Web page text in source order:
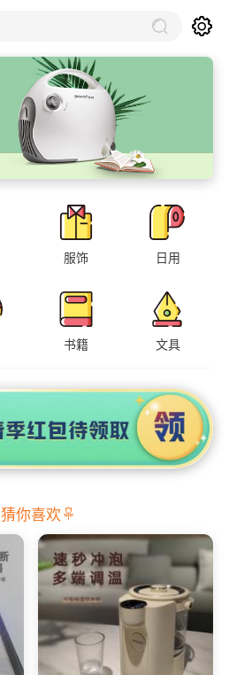
服饰 日用
书籍 文具
猜你喜欢